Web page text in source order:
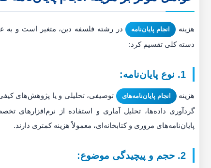
هزینه انجام پایان‌نامه
در رشته فلسفه دین، متغیر است و به
دسته کلی تقسیم کرد:
1. نوع پایان‌نامه:
هزینه انجام پایان‌نامه‌های
توصیفی، تحلیلی و یا پژوهش‌های
گردآوری داده‌ها، تحلیل آماری و استفاده از نرم‌افزارهای
پایان‌نامه‌های مروری و کتابخانه‌ای، معمولاً هزینه کمتری دارند.
2. حجم و پیچیدگی موضوع: